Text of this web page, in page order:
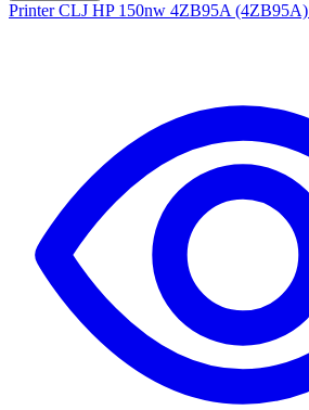
Printer CLJ HP 150nw 4ZB95A (4ZB95A)